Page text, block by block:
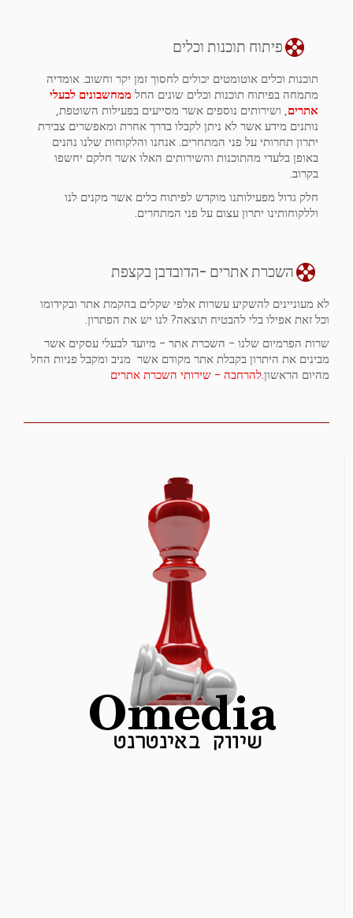
פיתוח תוכנות וכלים
תוכנות וכלים אוטומטים יכולים לחסוך זמן יקר וחשוב. אומדיה
מתמחה בפיתוח תוכנות וכלים שונים החל ממחשבונים לבעלי
אתרים, ושירותים נוספים אשר מסייעים בפעילות השוטפת,
נותנים מידע אשר לא ניתן לקבלו בדרך אחרת ומאפשרים צבירת
יתרון תחרותי על פני המתחרים. אנחנו והלקוחות שלנו נהנים
באופן בלעדי מהתוכנות והשירותים האלו אשר חלקם יחשפו
בקרוב.
חלק גדול מפעילותנו מוקדש לפיתוח כלים אשר מקנים לנו
וללקוחותינו יתרון עצום על פני המתחרים.
השכרת אתרים -הדובדבן בקצפת
לא מעוניינים להשקיע עשרות אלפי שקלים בהקמת אתר ובקידומו
וכל זאת אפילו בלי להבטיח תוצאה? לנו יש את הפתרון.
שרות הפרמיום שלנו - השכרת אתר - מיועד לבעלי עסקים אשר
מבינים את היתרון בקבלת אתר מקודם אשר מניב ומקבל פניות החל
מהיום הראשון.להרחבה - שירותי השכרת אתרים